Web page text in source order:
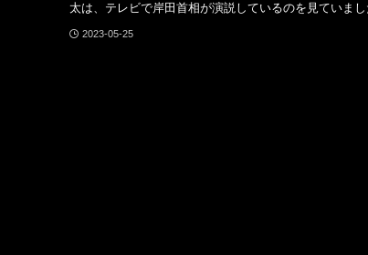
太は、テレビで岸田首相が演説しているのを見ていま
2023-05-25